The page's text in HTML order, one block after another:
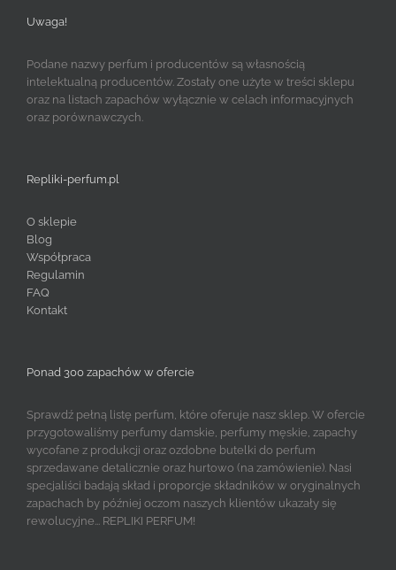
Uwaga!
Podane nazwy perfum i producentów są własnością
intelektualną producentów. Zostały one użyte w treści sklepu
oraz na listach zapachów wyłącznie w celach informacyjnych
oraz porównawczych.
Repliki-perfum.pl
O sklepie
Blog
Współpraca
Regulamin
FAQ
Kontakt
Ponad 300 zapachów w ofercie
Sprawdź pełną listę perfum, które oferuje nasz sklep. W ofercie
przygotowaliśmy perfumy damskie, perfumy męskie, zapachy
wycofane z produkcji oraz ozdobne butelki do perfum
sprzedawane detalicznie oraz hurtowo (na zamówienie). Nasi
specjaliści badają skład i proporcje składników w oryginalnych
zapachach by później oczom naszych klientów ukazały się
rewolucyjne... REPLIKI PERFUM!